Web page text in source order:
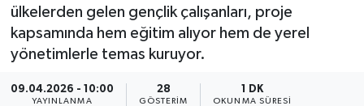
ülkelerden gelen gençlik çalışanları, proje
kapsamında hem eğitim alıyor hem de yerel
yönetimlerle temas kuruyor.
09.04.2026 - 10:00
YAYINLANMA
28
GÖSTERIM
1 DK
OKUNMA SÜRESI